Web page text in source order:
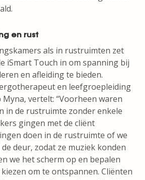
en rust
als in rustruimten zet
iSmart Touch in om spanning bij
en afleiding te bieden.
en leefgroepleiding
vertelt: “Voorheen waren
in de rustruimte zonder enkele
gingen met de cliënt
doen in de rustruimte of we
deur, zodat ze muziek konden
we het scherm op en bepalen
om te ontspannen. Cliënten